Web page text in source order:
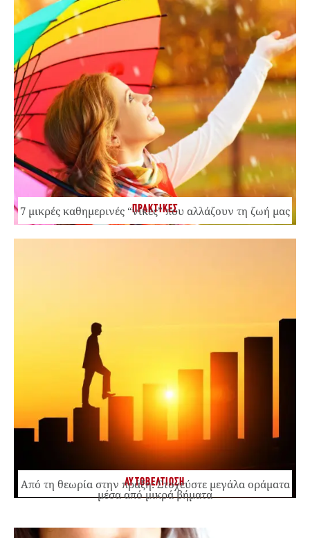
ΠΡΑΚΤΙΚΕΣ
7 μικρές καθημερινές “νίκες” που αλλάζουν τη ζωή μας
ΑΥΤΟΒΕΛΤΙΩΣΗ
Από τη θεωρία στην πράξη: Στοχεύστε μεγάλα οράματα
μέσα από μικρά βήματα